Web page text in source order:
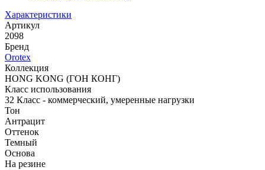
Характеристики
Артикул
2098
Бренд
Orotex
Коллекция
HONG KONG (ГОН КОНГ)
Класс использования
32 Класс - коммерческий, умеренные нагрузки
Тон
Антрацит
Оттенок
Темный
Основа
На резине